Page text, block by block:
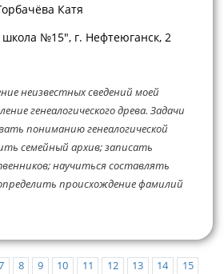
Катя
№15", г. Нефтеюганск, 2
неизвестных сведений моей
генеалогического древа. Задачи
пониманию генеалогической
семейный архив; записать
научиться составлять
происхождение фамилий
8 9 10 11 12 13 14
15